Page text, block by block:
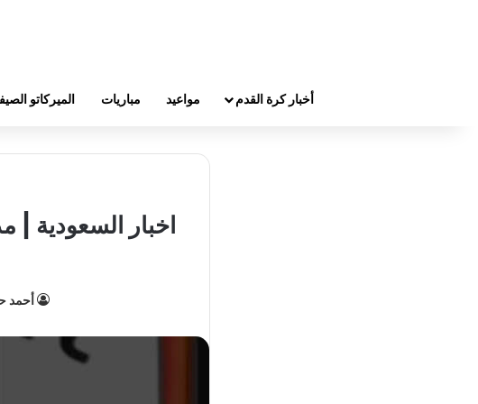
أخبار كرة القدم مواعيد مباريات الميركاتو
اخبار السعودية
أحمد